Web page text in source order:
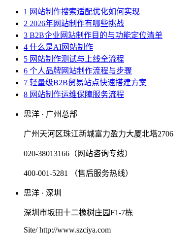
1 网站制作搜索适配优化如何实现
2 2026年网站制作有哪些挑战
3 B2B企业网站制作目的与功能定位清单
4 什么是AI网站制作
5 网站制作测试与上线全流程
6 个人品牌网站制作流程与步骤
7 轻量级B2B贸易站点快速搭建方案
8 网站制作运维保障服务流程
思洋 · 广州总部
广州天河区珠江新城富力盈力大厦北塔2706
020-38013166（网站咨询专线）
400-001-5281 （售后服务热线）
思洋 · 深圳
深圳市坂田十二橡树庄园F1-7栋
Site/ http://www.szciya.com